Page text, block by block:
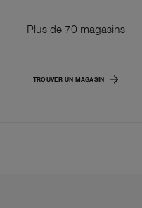
Plus de 70 magasins
TROUVER UN MAGASIN